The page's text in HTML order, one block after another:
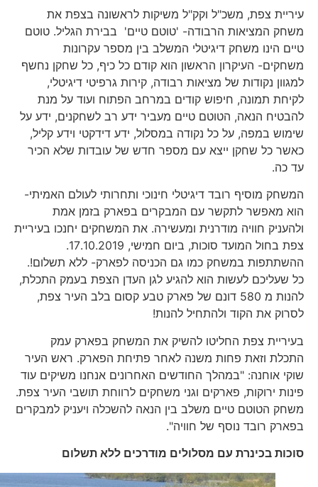
עיריית צפת, משכ"ל וקק"ל משיקות לראשונה בצפת את
משחק המציאות הרבודה- 'טוטם טיים' בבירת הגליל. טוטם
טיים הינו משחק דיגיטלי המשלב בין מספר עקרונות
משחקים- העיקרון הראשון הוא קודם כל כיף, כל שחקן נחשף
למגוון נקודות של מציאות רבודה, קירות גרפיטי דיגיטלי,
לקיחת תמונה, חיפוש קודים במרחב הפתוח ועוד על מנת
להבטיח הנאה, הטוטם טיים מעביר ידע רב לשחקנים, ידע על
שימוש במפה, על כל נקודה במסלול, ידע דידקטי וידע קליל,
כאשר כל שחקן ייצא עם מספר חדש של עובדות שלא הכיר
עד כה.
המשחק מוסיף רובד דיגיטלי חינוכי ותחרותי לעולם האמיתי-
הוא מאפשר לתקשר עם המבקרים בפארק בזמן אמת
ולהעניק חוויה מודרנית ומעשירה. את המשחקים יחנכו בעיריית
צפת בחול המועד סוכות, ביום חמישי, 17.10.2019.
ההשתתפות במשחק כמו גם הכניסה לפארק- ללא תשלום!.
כל שעליכם לעשות הוא להגיע לגן העדן הצפת בעמק התכלת,
להנות מ 580 דונם של פארק טבע קסום בלב העיר צפת,
לסרוק את הקוד ולהתחיל להנות!
בעיריית צפת החליטו להשיק את המשחק בפארק עמק
התכלת וזאת פחות משנה לאחר פתיחת הפארק. ראש העיר
שוקי אוחנה: "במהלך החודשים האחרונים אנחנו משיקים עוד
פינות ירוקות, פארקים וגני משחקים לרווחת תושבי העיר צפת.
משחק הטוטם טיים משלב בין הנאה להשכלה ויעניק למבקרים
בפארק רובד נוסף של חוויה".
סוכות בכינרת עם מסלולים מודרכים ללא תשלום